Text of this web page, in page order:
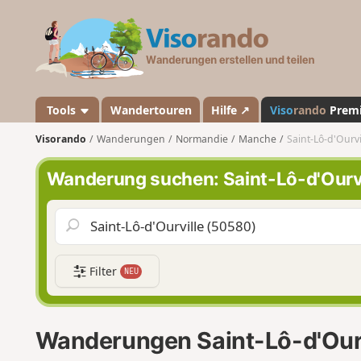
a
n
d
o
Tools Wandertouren Hilfe ↗ Visorando
Visorando Wanderungen Normandie Manche Saint-Lô-
Wanderung suchen: Saint-Lô-
Filter NEU
Wanderungen Saint-Lô-